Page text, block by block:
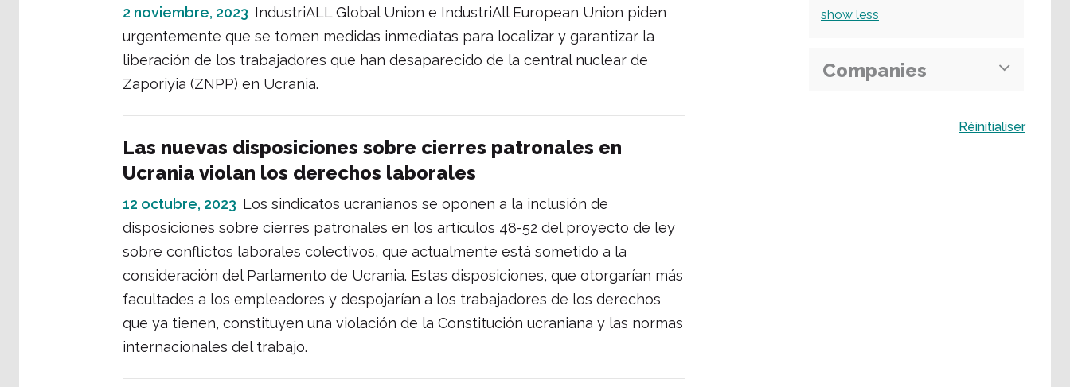
2 noviembre, 2023 IndustriALL Global Union e IndustriAll European Union piden
urgentemente que se tomen medidas inmediatas para localizar y garantizar la
liberación de los trabajadores que han desaparecido de la central nuclear de
Zaporiyia (ZNPP) en Ucrania.
Las nuevas disposiciones sobre cierres patronales en
Ucrania violan los derechos laborales
12 octubre, 2023 Los sindicatos ucranianos se oponen a la inclusión de
disposiciones sobre cierres patronales en los artículos 48-52 del proyecto de ley
sobre conflictos laborales colectivos, que actualmente está sometido a la
consideración del Parlamento de Ucrania. Estas disposiciones, que otorgarían más
facultades a los empleadores y despojarían a los trabajadores de los derechos
que ya tienen, constituyen una violación de la Constitución ucraniana y las normas
internacionales del trabajo.
show less
Companies
Réinitialiser